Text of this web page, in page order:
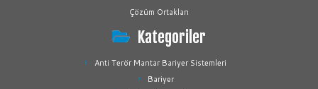
Çözüm Ortakları
Kategoriler
Anti Terör Mantar Bariyer Sistemleri
Bariyer